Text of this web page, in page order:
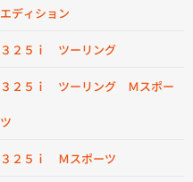
エディション
３２５ｉ ツーリング
３２５ｉ ツーリング Ｍスポー
ツ
３２５ｉ Ｍスポーツ